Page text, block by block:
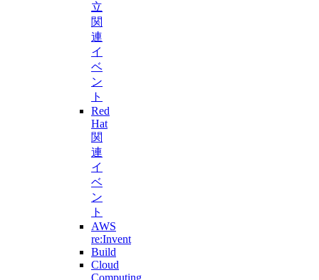
立
関
連
イ
ベ
ン
ト
Red
Hat
関
連
イ
ベ
ン
ト
AWS
re:Invent
Build
Cloud
Computing